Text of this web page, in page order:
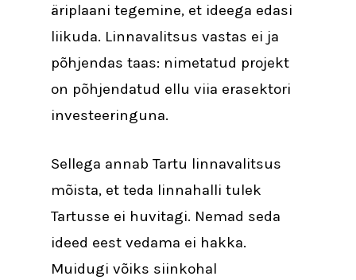
äriplaani tegemine, et ideega edasi
liikuda. Linnavalitsus vastas ei ja
põhjendas taas: nimetatud projekt
on põhjendatud ellu viia erasektori
investeeringuna.
Sellega annab Tartu linnavalitsus
mõista, et teda linnahalli tulek
Tartusse ei huvitagi. Nemad seda
ideed eest vedama ei hakka.
Muidugi võiks siinkohal